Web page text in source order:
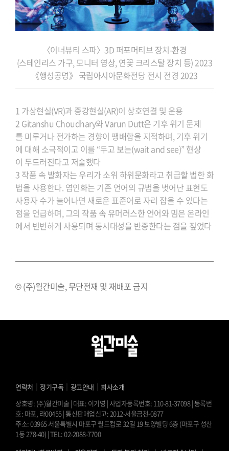
〈이너뷰티 스파〉3D 퍼포머티브 장치-환경
(스테인리스 가구, 모니터 영상, 연꽃 크리스탈 장치 등) 2023
《행성공명》 국립아시아문화전당 전시 전경 2023
1 가상현실(VR)과 증강현실(AR)이 상호연결 및 운용
2 Gitanshu Choudhary와 Varun Dutt은 기후 위기 문제
를 미루거나 전가하는 경향이 팽배함을 지적하며, 기후 위기
에 대해 소극적이고 이를 “두고 보는(wait and see)” 현상
이 두드러진다고 저술했다
3 작품 속 발화자는 우리가 소위 하위문화라고 취급할 법한 화
법을 사용한다. 염인화는 기존 언어의 규범을 벗어난 표현도
사용자 수가 늘어나면 새로운 표준어로 자리 잡을 수 있다는
점을 언급하며, 그의 작품 속 유머러스한 언어와 밈은 온라인
에서 빈번하게 사용되며 동시대성을 반증한다는 점을 짚었다
© (주)월간미술, 무단전재 및 재배포 금지
연락처 정기구독 광고안내
회사소개
상호명: (주)월간미술 | 대표: 이기영 | 사업자등록번호: 110-81-37098 | 등록번
호: 마포, 라00455 | 통신판매업신고: 2012-서울금천-0877
주소: 03965 서울특별시 마포구 월드컵로 32길 19 보양빌딩 6층 (마포구 성산
1동 278-40) | TEL: 02-2088-7700